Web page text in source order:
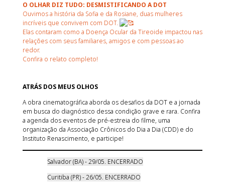
O OLHAR DIZ TUDO: DESMISTIFICANDO A DOT
Ouvimos a história da Sofia e da Rosiane, duas mulheres
incríveis que convivem com DOT.
Elas contaram como a Doença Ocular da Tireoide impactou nas
relações com seus familiares, amigos e com pessoas ao
redor.
Confira o relato completo!
ATRÁS DOS MEUS OLHOS
A obra cinematográfica aborda os desafios da DOT e a jornada
em busca do diagnóstico dessa condição grave e rara. Confira
a agenda dos eventos de pré-estreia do filme, uma
organização da Associação Crônicos do Dia a Dia (CDD) e do
Instituto Renascimento, e participe!
Salvador (BA) - 29/05. ENCERRADO
Curitiba (PR) - 26/05. ENCERRADO